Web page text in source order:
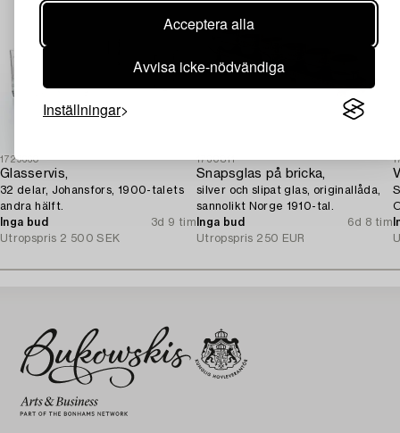
Acceptera alla
Avvisa icke-nödvändiga
Inställningar
1729660
Glasservis,
32 delar, Johansfors, 1900-talets
andra hälft.
Inga bud
3d 9 tim
Utropspris 2 500 SEK
1730811
Snapsglas på bricka,
silver och slipat glas, originallåda,
sannolikt Norge 1910-tal.
Inga bud
6d 8 tim
Utropspris 250 EUR